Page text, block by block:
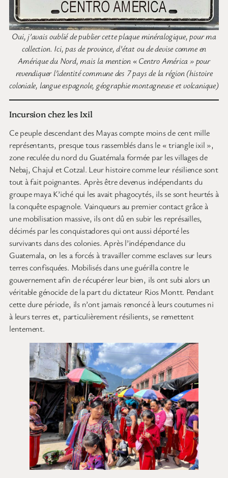
Oui, j’avais oublié de publier cette plaque minéralogique, pour ma
collection. Ici, pas de province, d’état ou de devise comme en
Amérique du Nord, mais la mention « Centro América » pour
revendiquer l’identité commune des 7 pays de la région (histoire
coloniale, langue espagnole, géographie montagneuse et volcanique)
Incursion chez les Ixil
Ce peuple descendant des Mayas compte moins de cent mille
représentants, presque tous rassemblés dans le « triangle ixil »,
zone reculée du nord du Guatémala formée par les villages de
Nebaj, Chajul et Cotzal. Leur histoire comme leur résilience sont
tout à fait poignantes. Après être devenus indépendants du
groupe maya K’iché qui les avait phagocytés, ils se sont heurtés à
la conquête espagnole. Vainqueurs au premier contact grâce à
une mobilisation massive, ils ont dû en subir les représailles,
décimés par les conquistadores qui ont aussi déporté les
survivants dans des colonies. Après l’indépendance du
Guatemala, on les a forcés à travailler comme esclaves sur leurs
terres confisquées. Mobilisés dans une guérilla contre le
gouvernement afin de récupérer leur bien, ils ont subi alors un
véritable génocide de la part du dictateur Rios Montt. Pendant
cette dure période, ils n’ont jamais renoncé à leurs coutumes ni
à leurs terres et, particulièrement résilients, se remettent
lentement.